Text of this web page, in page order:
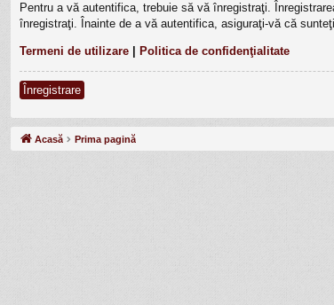
Pentru a vă autentifica, trebuie să vă înregistraţi.
înregistraţi. Înainte de a vă autentifica, asiguraţi-vă că
Termeni de utilizare Politica de confidenţialitate
Înregistrare
Acasă Prima pagină